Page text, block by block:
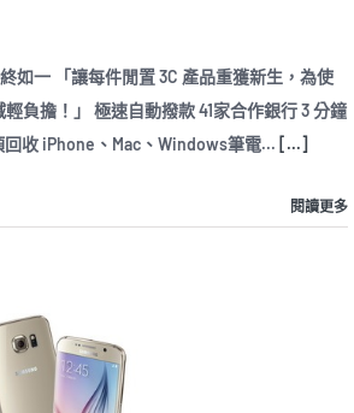
如一 「讓每件閒置 3C 產品重獲新生，為使
負擔！」 極速自動撥款 41家合作銀行 3 分鐘
收 iPhone、Mac、Windows筆電... [...]
閱讀更多